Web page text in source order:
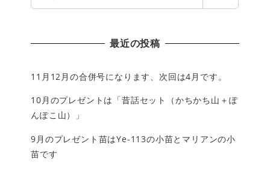
最近の投稿
11月12月の合併号になります、次回は4月です。
10月のプレゼントは「昔話セット（かちかち山＋ぽ
んぽこ山）」
9月のプレゼント苗はYe-113の小苗とマリアンの小
苗です